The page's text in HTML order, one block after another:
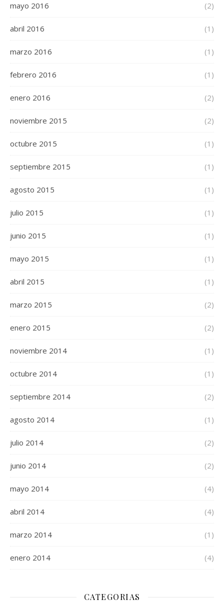
mayo 2016 (2)
abril 2016 (1)
marzo 2016 (1)
febrero 2016 (1)
enero 2016 (2)
noviembre 2015 (2)
octubre 2015 (1)
septiembre 2015 (1)
agosto 2015 (1)
julio 2015 (1)
junio 2015 (1)
mayo 2015 (1)
abril 2015 (1)
marzo 2015 (2)
enero 2015 (2)
noviembre 2014 (1)
octubre 2014 (1)
septiembre 2014 (2)
agosto 2014 (1)
julio 2014 (2)
junio 2014 (2)
mayo 2014 (4)
abril 2014 (4)
marzo 2014 (1)
enero 2014 (4)
CATEGORIAS